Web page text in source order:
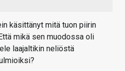
käsittänyt mitä tuon piirin
mikä sen muodossa oli
laajaltikin neliöstä